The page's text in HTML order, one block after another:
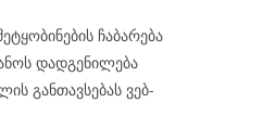
ჩაბარება
დადგენილება
განთავსებას ვებ-